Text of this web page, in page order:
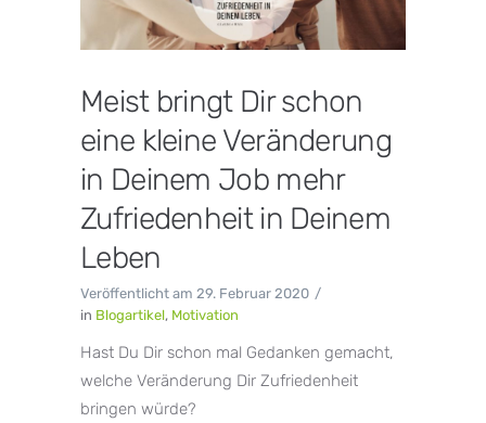
Meist bringt Dir schon
eine kleine Veränderung
in Deinem Job mehr
Zufriedenheit in Deinem
Leben
Veröffentlicht am 29. Februar 2020
in Blogartikel, Motivation
Hast Du Dir schon mal Gedanken gemacht,
welche Veränderung Dir Zufriedenheit
bringen würde?⁣⁠